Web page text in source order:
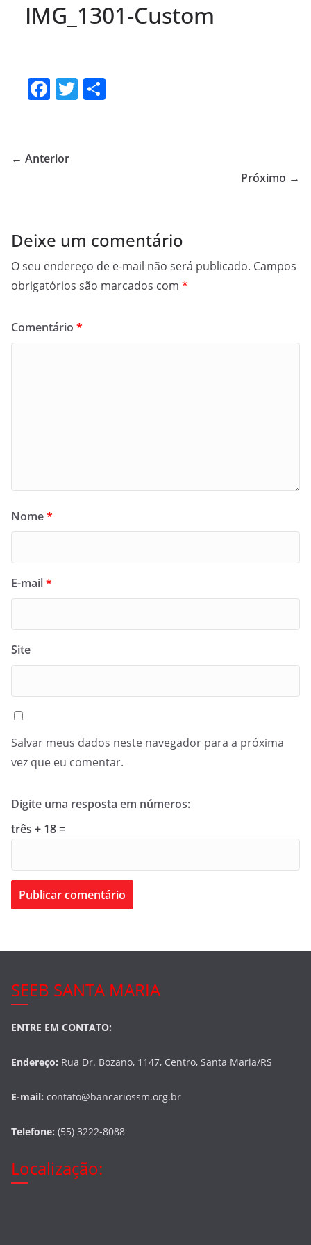
IMG_1301-Custom
F
e
k
T
← Anterior
Próximo →
Deixe um comentário
O seu endereço de e-mail não será publicado. Campos
obrigatórios são marcados com *
Comentário *
Nome*
E-mail*
Site
Salvar meus dados neste navegador para a próxima
vez que eu comentar.
Digite uma resposta em números:
três + 18 =
SEEB SANTA MARIA
ENTRE EM CONTATO:
Endereço: Rua Dr. Bozano, 1147, Centro, Santa Maria/RS
E-mail: contato@bancariossm.org.br
Telefone: (55) 3222-8088
Localização: